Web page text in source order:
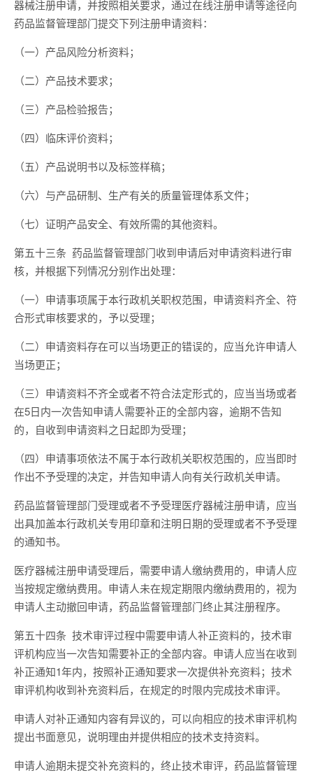
器械注册申请，并按照相关要求，通过在线注册申请等途径向
药品监督管理部门提交下列注册申请资料：
（一）产品风险分析资料；
（二）产品技术要求；
（三）产品检验报告；
（四）临床评价资料；
（五）产品说明书以及标签样稿；
（六）与产品研制、生产有关的质量管理体系文件；
（七）证明产品安全、有效所需的其他资料。
第五十三条 药品监督管理部门收到申请后对申请资料进行审
核，并根据下列情况分别作出处理：
（一）申请事项属于本行政机关职权范围，申请资料齐全、符
合形式审核要求的，予以受理；
（二）申请资料存在可以当场更正的错误的，应当允许申请人
当场更正；
（三）申请资料不齐全或者不符合法定形式的，应当当场或者
在5日内一次告知申请人需要补正的全部内容，逾期不告知
的，自收到申请资料之日起即为受理；
（四）申请事项依法不属于本行政机关职权范围的，应当即时
作出不予受理的决定，并告知申请人向有关行政机关申请。
药品监督管理部门受理或者不予受理医疗器械注册申请，应当
出具加盖本行政机关专用印章和注明日期的受理或者不予受理
的通知书。
医疗器械注册申请受理后，需要申请人缴纳费用的，申请人应
当按规定缴纳费用。申请人未在规定期限内缴纳费用的，视为
申请人主动撤回申请，药品监督管理部门终止其注册程序。
第五十四条 技术审评过程中需要申请人补正资料的，技术审
评机构应当一次告知需要补正的全部内容。申请人应当在收到
补正通知1年内，按照补正通知要求一次提供补充资料；技术
审评机构收到补充资料后，在规定的时限内完成技术审评。
申请人对补正通知内容有异议的，可以向相应的技术审评机构
提出书面意见，说明理由并提供相应的技术支持资料。
申请人逾期未提交补充资料的，终止技术审评，药品监督管理